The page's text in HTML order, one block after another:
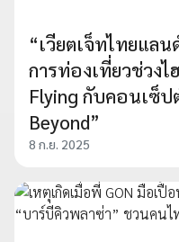
“เวียตเจ็ทไทยแล
การท่องเที่ยวช่วง
Flying กับคอนเซ็ป
Beyond”
8 ก.ย. 2025